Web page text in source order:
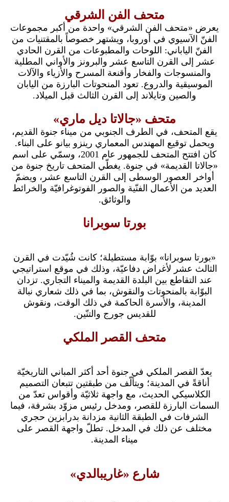
متحف الفن الشرقي
يعرض «متحف الفن الشرقي» واحدة من أكبر مجموعات
الفنّ الآسيوي في أوروبا، ويشتهر خصوصاً بالمقتنيات من
الفنّ الياباني: اللوحات والمطبوعات من القرن الحادي
عشر إلى القرن التاسع عشر والبرونز والأواني المطلية
والمنسوجات والفخار وأقنعة المسرح والأزياء والآلات
الموسيقية والدروع. تعود المنحوتات البارزة من اليابان
والصين وتايلاند إلى القرن الثالث قبل الميلاد.
متحف «جالاتا ديل ماري»
يقع المتحف، في الطرف الجنوبي من ميناء جنوة القديم،
ويحمل توقيع المهندس المعماري رينزو بيانو على البناء.
كان افتتح المتحف للجمهور عام 2001، وسمّي على اسم
«جالاتا القديمة» في جنوة. يغطّي المتحف تاريخ جنوة من
أواخر العصور الوسطى إلى القرن التاسع عشر، ويضمّ
العديد من الأعمال الفنّية والصور الفوتوغرافيّة والخرائط
والوثائق.
بورتا سوبرانا
«بورتا سوبرانا» بوّابة مستطيلة؛ كانت شُيّدت في القرن
الثالث عشر لأغراض دفاعيّة، وذلك في موقع استراتيجي
عند التقاطع بين البلدة القديمة والميناء التجاري. تزدان
البوّابة بالمنحوتات والنقوش، بما في ذلك شعاري نبالة
المدينة، والأسرة الحاكمة في ذلك الوقت، ونقوش
للقديس جورج والتنّين.
متحف القصر الملكي
يعدّ القصر الملكي في جنوة أحد أكثر المباني التاريخيّة
أناقةً في المدينة؛ ويتألّف من طبقتين تتبعان التصميم
الكلاسيكي الحديث، مع واجهة ثلاثيّة وأقواس تعدّ من
السمات البارزة للقصر، ومدخل رئيس مزوّد بشرفة، فيما
الشرفات في الطبقة الثانية مزدانة بدرابزين حجري
مختلف عن ذلك في المدخل. تطلّ واجهة القصر على
ميناء المدينة.
شارع «غاريبالدي»